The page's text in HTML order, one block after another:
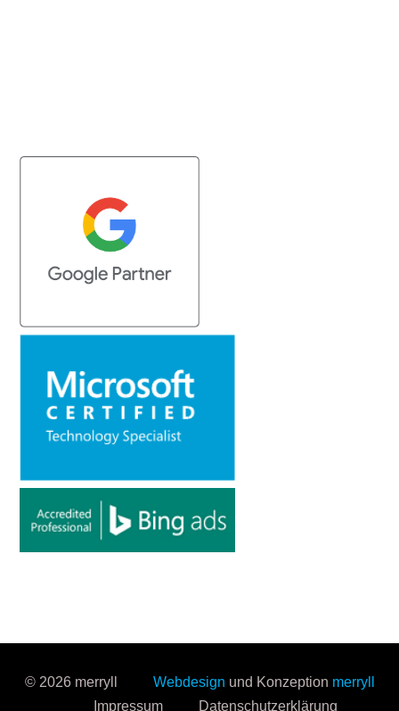
© 2026 merryll Webdesign und Konzeption merryll
Impressum
Datenschutzerklärung